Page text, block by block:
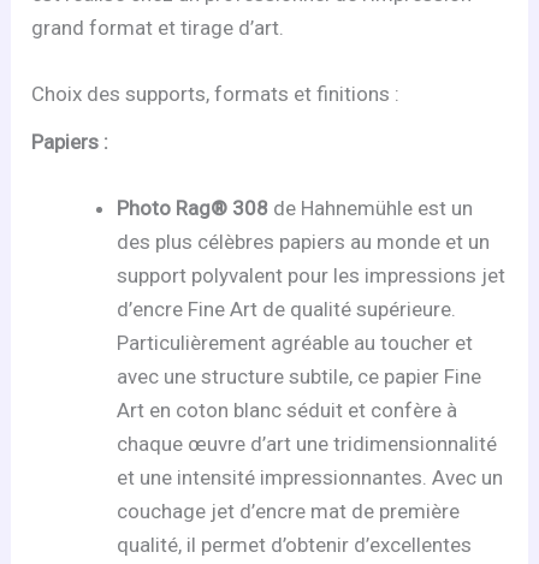
grand format et tirage d’art.
Choix des supports, formats et finitions :
Papiers :
Photo Rag® 308 de Hahnemühle est un
des plus célèbres papiers au monde et un
support polyvalent pour les impressions jet
d’encre Fine Art de qualité supérieure.
Particulièrement agréable au toucher et
avec une structure subtile, ce papier Fine
Art en coton blanc séduit et confère à
chaque œuvre d’art une tridimensionnalité
et une intensité impressionnantes. Avec un
couchage jet d’encre mat de première
qualité, il permet d’obtenir d’excellentes